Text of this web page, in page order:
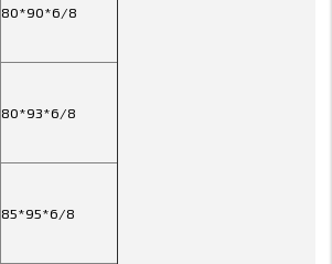
80*90*6/8
80*93*6/8
85*95*6/8